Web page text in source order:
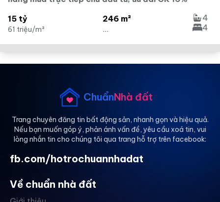
15 tỷ
61 triệu/m²
246 m²
...
4
4
ChuẩnNhà đất
Trang chuyên đăng tin bất động sản, nhanh gọn và hiệu quả.
Nếu bạn muốn góp ý, phản ánh vấn đề, yêu cầu xoá tin, vui
lòng nhắn tin cho chúng tôi qua trang hỗ trợ trên facebook:
fb.com/hotrochuannhadat
Về chuẩn nhà đất